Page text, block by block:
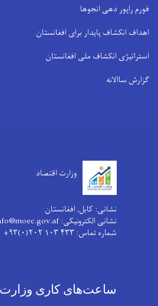
فورم راپور دهی انجوها
اهداف انکشاف پایدار برای افغانستان
استراتیژی انکشاف ملی افغانستان
گزارش ساالانه
وزارت اقتصاد
نشانی: کابل, افغانستان
نشانی الکترونیکی: info@moec.gov.af
شماره تماس: ۴۳۳ ۱۰۳ ۲۰۲(۰)۹۳+
ساعت‌های کاری وزارت